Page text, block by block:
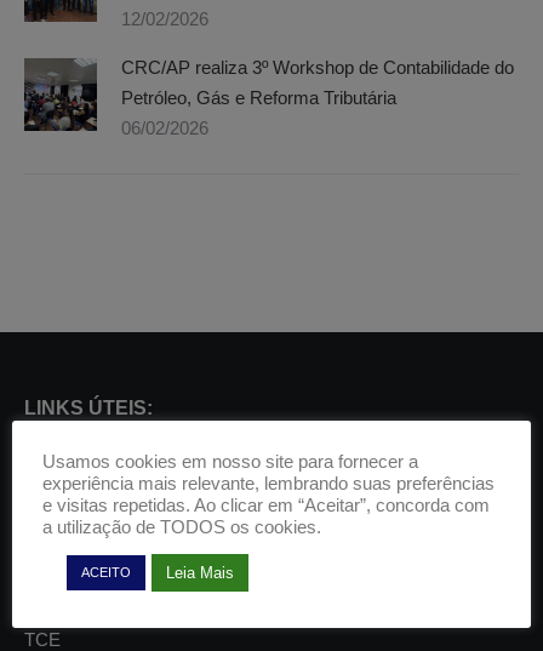
12/02/2026
CRC/AP realiza 3º Workshop de Contabilidade do
Petróleo, Gás e Reforma Tributária
06/02/2026
LINKS ÚTEIS:
CFC
C. ABERTAS
IBRACON
TCE
Usamos cookies em nosso site para fornecer a
experiência mais relevante, lembrando suas preferências
e visitas repetidas. Ao clicar em “Aceitar”, concorda com
a utilização de TODOS os cookies.
ACEITO Leia Mais